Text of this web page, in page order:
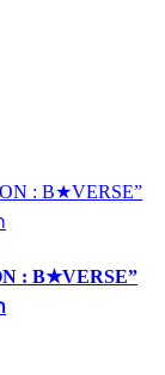
: B★VERSE”